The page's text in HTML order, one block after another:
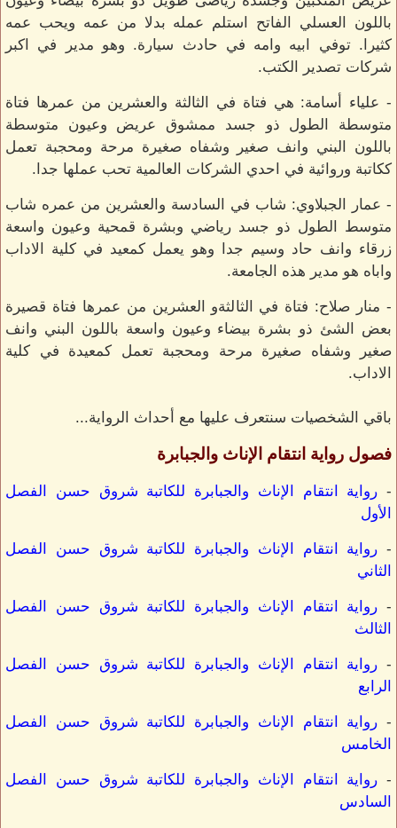
باللون العسلي الفاتح استلم عمله بدلا من عمه ويحب عمه
كثيرا. توفي ابيه وامه في حادث سيارة. وهو مدير في اكبر
شركات تصدير الكتب.
- علياء أسامة: هي فتاة في الثالثة والعشرين من عمرها فتاة
متوسطة الطول ذو جسد ممشوق عريض وعيون متوسطة
باللون البني وانف صغير وشفاه صغيرة مرحة ومحجبة تعمل
ككاتبة وروائية في احدي الشركات العالمية تحب عملها جدا.
- عمار الجبلاوي: شاب في السادسة والعشرين من عمره شاب
متوسط الطول ذو جسد رياضي وبشرة قمحية وعيون واسعة
زرقاء وانف حاد وسيم جدا وهو يعمل كمعيد في كلية الاداب
واباه هو مدير هذه الجامعة.
- منار صلاح: فتاة في الثالثةو العشرين من عمرها فتاة قصيرة
بعض الشئ ذو بشرة بيضاء وعيون واسعة باللون البني وانف
صغير وشفاه صغيرة مرحة ومحجبة تعمل كمعيدة في كلية
الاداب.
باقي الشخصيات سنتعرف عليها مع أحداث الرواية...
فصول رواية انتقام الإناث والجبابرة
- رواية انتقام الإناث والجبابرة للكاتبة شروق حسن الفصل
الأول
- رواية انتقام الإناث والجبابرة للكاتبة شروق حسن الفصل
الثاني
- رواية انتقام الإناث والجبابرة للكاتبة شروق حسن الفصل
الثالث
- رواية انتقام الإناث والجبابرة للكاتبة شروق حسن الفصل
الرابع
- رواية انتقام الإناث والجبابرة للكاتبة شروق حسن الفصل
الخامس
- رواية انتقام الإناث والجبابرة للكاتبة شروق حسن الفصل
السادس